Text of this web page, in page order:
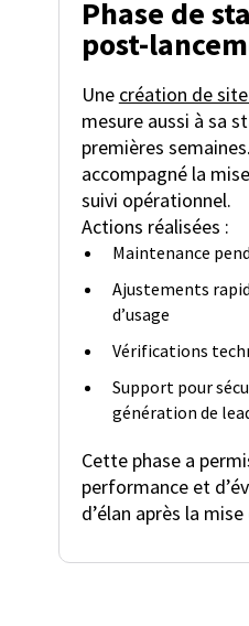
Phase de
post-
Une création de
mesure aussi à sa
premières
accompagné la
suivi opérationnel.
Actions réalisées :
Maintenance
Ajustements
d’usage
Vérifications
Support pour
génération de
Cette phase a
performance et
d’élan après la